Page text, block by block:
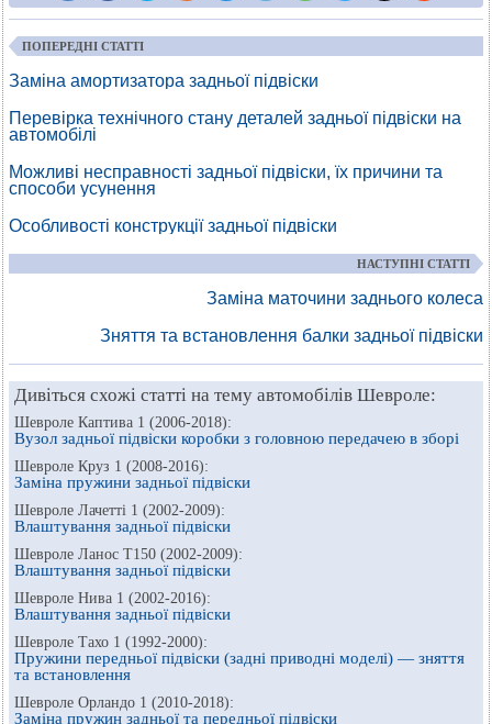
ПОПЕРЕДНІ СТАТТІ
Заміна амортизатора задньої підвіски
Перевірка технічного стану деталей задньої підвіски на
автомобілі
Можливі несправності задньої підвіски, їх причини та
способи усунення
Особливості конструкції задньої підвіски
НАСТУПНІ СТАТТІ
Заміна маточини заднього колеса
Зняття та встановлення балки задньої підвіски
Дивіться схожі статті на тему автомобілів Шевроле:
Шевроле Каптива 1 (2006-2018):
Вузол задньої підвіски коробки з головною передачею в зборі
Шевроле Круз 1 (2008-2016):
Заміна пружини задньої підвіски
Шевроле Лачетті 1 (2002-2009):
Влаштування задньої підвіски
Шевроле Ланос Т150 (2002-2009):
Влаштування задньої підвіски
Шевроле Нива 1 (2002-2016):
Влаштування задньої підвіски
Шевроле Тахо 1 (1992-2000):
Пружини передньої підвіски (задні приводні моделі) — зняття
та встановлення
Шевроле Орландо 1 (2010-2018):
Заміна пружин задньої та передньої підвіски